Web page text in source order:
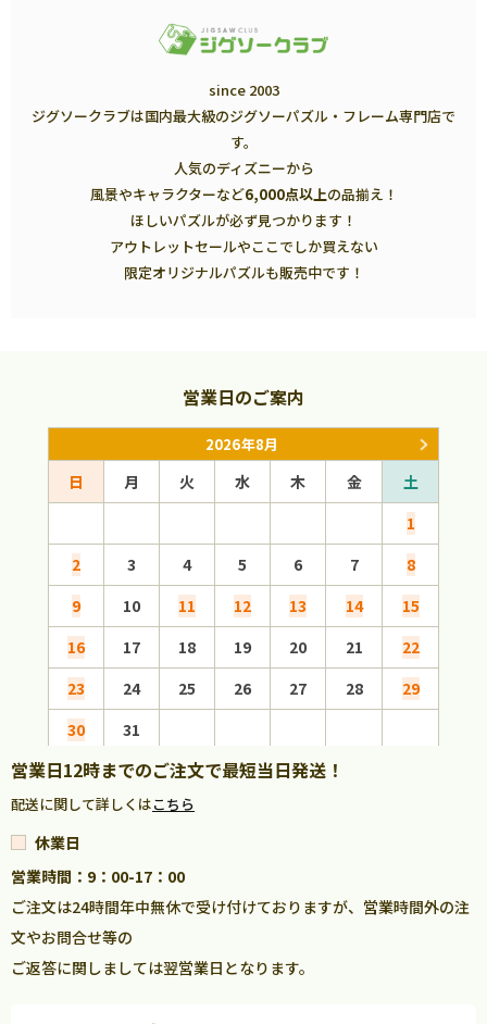
since 2003
ジグソークラブは国内最大級のジグソーパズル・フレーム専門店で
す。
人気のディズニーから
風景やキャラクターなど6,000点以上の品揃え！
ほしいパズルが必ず見つかります！
アウトレットセールやここでしか買えない
限定オリジナルパズルも販売中です！
営業日のご案内
2026年8月
日 月 火 水 木 金
土
1
2
3 4 5 6 7
8
9
10 11 12 13 14
15
16
17 18 19 20 21
22
23
24 25 26 27 28
29
30
31
営業日12時までのご注文で最短当日発送！
配送に関して詳しくはこちら
休業日
営業時間：9：00-17：00
ご注文は24時間年中無休で受け付けておりますが、営業時間外の注
文やお問合せ等の
ご返答に関しましては翌営業日となります。